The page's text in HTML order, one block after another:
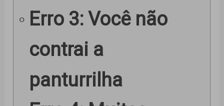
Erro 3: Você não
contrai a
panturrilha